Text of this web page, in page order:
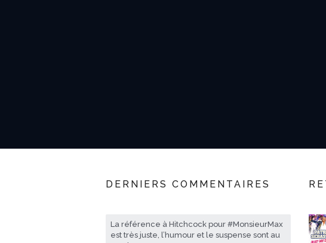
DERNIERS COMMENTAIRES
La référence à Hitchcock pour #MonsieurMax
est très juste, l’humour et le suspense sont au